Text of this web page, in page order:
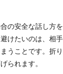
の安全な話し方
けたいのは、相
うことです。折
られます。